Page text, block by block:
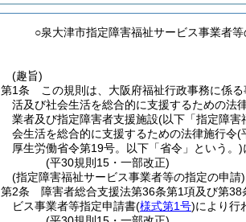
○泉大津市指定障害福祉サービス事業者
(趣旨)
第1条
この規則は、大阪府福祉行政事務に係
活及び社会生活を総合的に支援するための法
業者及び指定障害者支援施設(以下「指定障害
会生活を総合的に支援するための法律施行令(
厚生労働省令第19号。以下「省令」という。)
(平30規則15・一部改正)
(指定障害福祉サービス事業者等の指定の申請)
第2条
障害者総合支援法第36条第1項及び第38
ビス事業者等指定申請書(様式第1号)により行